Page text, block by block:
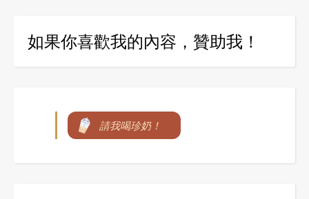
如果你喜歡我的內容，贊助我！
請我喝珍奶！